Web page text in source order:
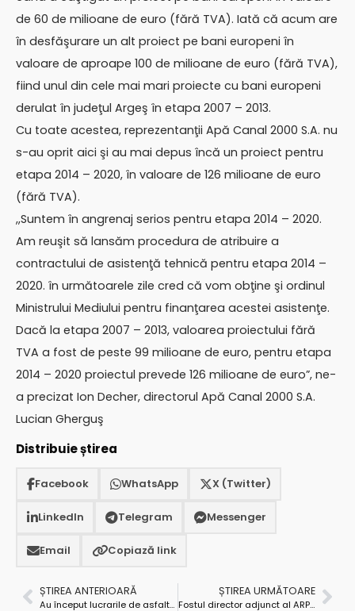
de 60 de milioane de euro (fără TVA). Iată că acum are
în desfăşurare un alt proiect pe bani europeni în
valoare de aproape 100 de milioane de euro (fără TVA),
fiind unul din cele mai mari proiecte cu bani europeni
derulat în judeţul Argeş în etapa 2007 – 2013.
Cu toate acestea, reprezentanţii Apă Canal 2000 S.A. nu
s-au oprit aici şi au mai depus încă un proiect pentru
etapa 2014 – 2020, în valoare de 126 milioane de euro
(fără TVA).
,,Suntem în angrenaj serios pentru etapa 2014 – 2020.
Am reuşit să lansăm procedura de atribuire a
contractului de asistenţă tehnică pentru etapa 2014 –
2020. în următoarele zile cred că vom obţine şi ordinul
Ministrului Mediului pentru finanţarea acestei asistenţe.
Dacă la etapa 2007 – 2013, valoarea proiectului fără
TVA a fost de peste 99 milioane de euro, pentru etapa
2014 – 2020 proiectul prevede 126 milioane de euro”, ne-
a precizat Ion Decher, directorul Apă Canal 2000 S.A.
Lucian Gherguş
Distribuie știrea
Facebook WhatsApp X (Twitter)
LinkedIn Telegram Messenger
Email Copiază link
ȘTIREA ANTERIOARĂ
Au început lucrarile de asfaltare a străzilor din cartierul Făget
ȘTIREA URMĂTOARE
Fostul director adjunct al ARPM, Sorina Marin, a câştigat procesul cu Agenţia Regională pentru Protecţia Mediului Piteşti